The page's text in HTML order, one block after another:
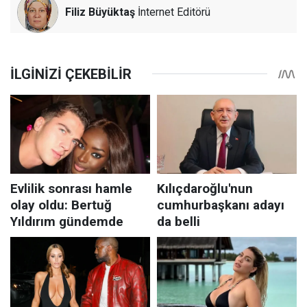
Filiz Büyüktaş İnternet Editörü